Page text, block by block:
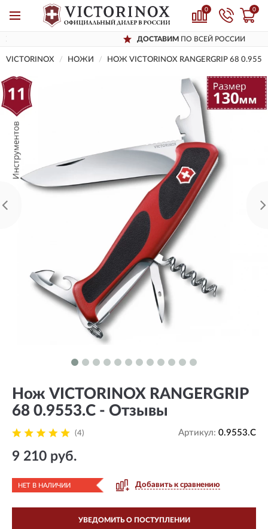
0 0
ДОСТАВИМПО ВСЕЙ РОССИИ
VICTORINOX НОЖИ НОЖ VICTORINOX RANGERGRIP 68
Нож VICTORINOX RANGERGRIP
68 0.9553.C - Отзывы
(4) Артикул: 0.9553.C
9 210 руб.
НЕТ В НАЛИЧИИ Добавить к сравнению
УВЕДОМИТЬ О ПОСТУПЛЕНИИ